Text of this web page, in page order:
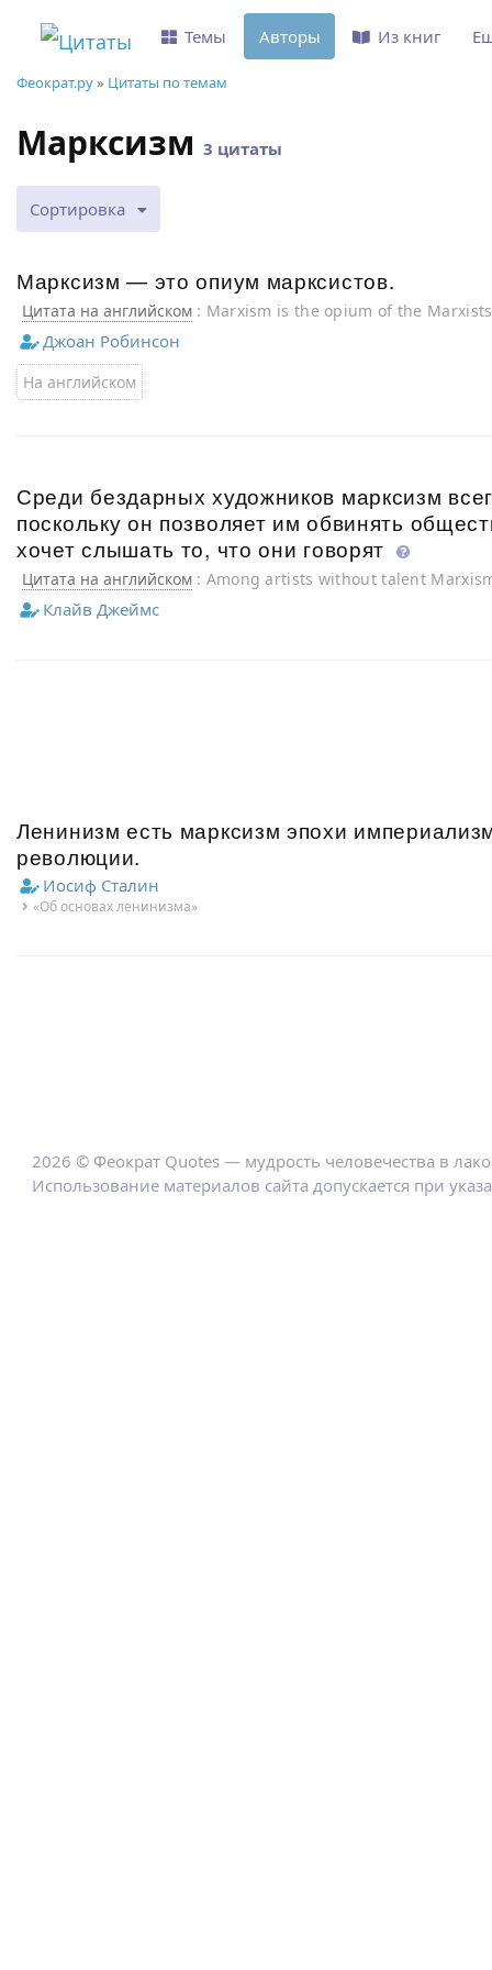
Феократ.ру» Цитаты по темам
Марксизм 3 цитаты
Сортировка
Марксизм — это опиум марксистов.
Цитата на английском : Marxism is the opium of the
Джоан Робинсон
На английском
Среди бездарных художников марксизм
поскольку он позволяет им обвинять
хочет слышать то, что они говорят
Цитата на английском : Among artists without talent
since it enables them to blame society for the fact that
have to say.
Клайв Джеймс
Ленинизм есть марксизм эпохи
революции.
Иосиф Сталин
«Об основах ленинизма»
Темы Авторы Из книг
2026 © Феократ Quotes — мудрость человечества в
Использование материалов сайта допускается при